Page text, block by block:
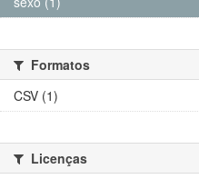
Formatos
CSV (1)
Licenças